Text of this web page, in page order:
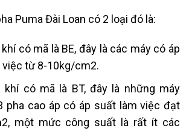
Puma Đài Loan có 2 loại đó là:
có mã là BE, đây là các máy có áp
việc từ 8-10kg/cm2.
khí có mã là BT, đây là những máy
pha cao áp có áp suất làm việc đạt
một mức công suất là rất ít các